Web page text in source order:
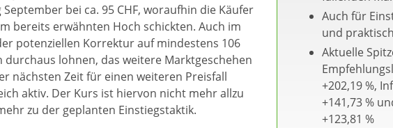
bei ca. 95 CHF, woraufhin die Käufer
bereits erwähnten Hoch schickten. Auch im
potenziellen Korrektur auf mindestens 106
durchaus lohnen, das weitere Marktgeschehen
nächsten Zeit für einen weiteren Preisfall
aktiv. Der Kurs ist hiervon nicht mehr allzu
zu der geplanten Einstiegstaktik.
Auch für
und
Aktuelle
+202,19 %,
+141,73 %
+123,81 %